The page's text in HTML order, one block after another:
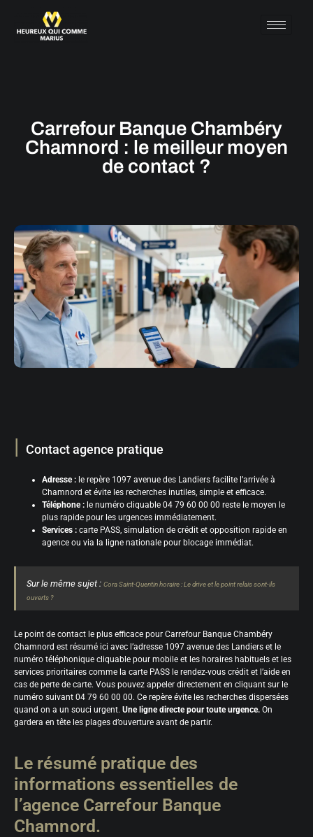
Carrefour Banque Chambéry
Chamnord : le meilleur moyen
de contact ?
Contact agence pratique
Adresse : le repère 1097 avenue des Landiers facilite l’arrivée à
Chamnord et évite les recherches inutiles, simple et efficace.
Téléphone : le numéro cliquable 04 79 60 00 00 reste le moyen le
plus rapide pour les urgences immédiatement.
Services : carte PASS, simulation de crédit et opposition rapide en
agence ou via la ligne nationale pour blocage immédiat.
Sur le même sujet : Cora Saint-Quentin horaire : Le drive et le point relais sont-ils
ouverts ?
Le point de contact le plus efficace pour Carrefour Banque Chambéry
Chamnord est résumé ici avec l’adresse 1097 avenue des Landiers et le
numéro téléphonique cliquable pour mobile et les horaires habituels et les
services prioritaires comme la carte PASS le rendez-vous crédit et l’aide en
cas de perte de carte. Vous pouvez appeler directement en cliquant sur le
numéro suivant 04 79 60 00 00. Ce repère évite les recherches dispersées
quand on a un souci urgent. Une ligne directe pour toute urgence. On
gardera en tête les plages d’ouverture avant de partir.
Le résumé pratique des
informations essentielles de
l’agence Carrefour Banque
Chamnord.